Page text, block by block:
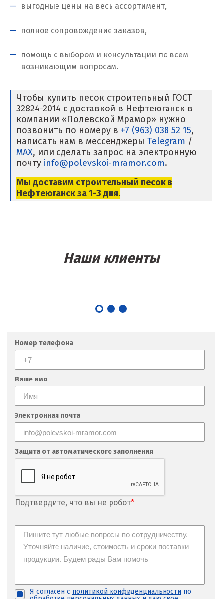
Красногорск
Краснотурьинск
Красноуфимск
Красноярск
Кузино
Лыткарино
Люберцы
М
Магнитогорск
Махачкала
Мегион
Медведевка
Москва
Н
Набарежные Челны
Надым
выгодные цены на весь ассортимент,
полное сопровождение заказов,
помощь с выбором и консультации по всем
возникающим вопросам.
Чтобы купить песок строительный ГОСТ
32824-2014 с доставкой в Нефтеюганск в
компании «Полевской Мрамор» нужно
позвонить по номеру в +7 (963) 038 52 15,
написать нам в мессенджеры Telegram /
MAX, или сделать запрос на электронную
почту info@polevskoi-mramor.com.
Мы доставим строительный песок в
Нефтеюганскза 1-3 дня.
Наши клиенты
Номер телефона
Ваше имя
Электронная почта
Защита от автоматического заполнения
Подтвердите, что вы не робот*
Я согласен с политикой конфиденциальности по